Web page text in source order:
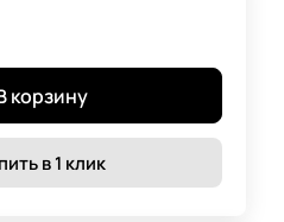
корзину
в 1 клик